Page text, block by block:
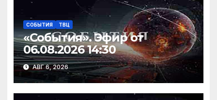
СОБЫТИЯ ТВЦ
«События». Эфир от
06.08.2026 14:30
АВГ 6, 2026